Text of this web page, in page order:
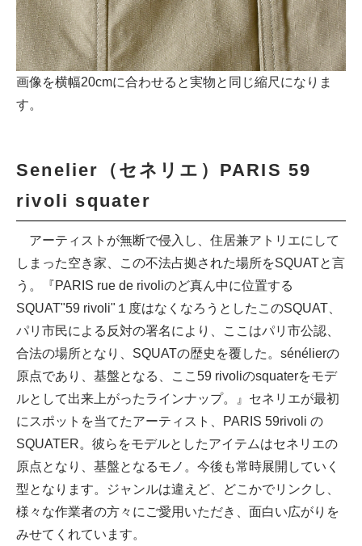
画像を横幅20cmに合わせると実物と同じ縮尺になりま
す。
Senelier（セネリエ）PARIS 59
rivoli squater
アーティストが無断で侵入し、住居兼アトリエにして
しまった空き家、この不法占拠された場所をSQUATと言
う。『PARIS rue de rivoliのど真ん中に位置する
SQUAT"59 rivoli"１度はなくなろうとしたこのSQUAT、
パリ市民による反対の署名により、ここはパリ市公認、
合法の場所となり、SQUATの歴史を覆した。sénélierの
原点であり、基盤となる、ここ59 rivoliのsquaterをモデ
ルとして出来上がったラインナップ。』セネリエが最初
にスポットを当てたアーティスト、PARIS 59rivoli の
SQUATER。彼らをモデルとしたアイテムはセネリエの
原点となり、基盤となるモノ。今後も常時展開していく
型となります。ジャンルは違えど、どこかでリンクし、
様々な作業者の方々にご愛用いただき、面白い広がりを
みせてくれています。